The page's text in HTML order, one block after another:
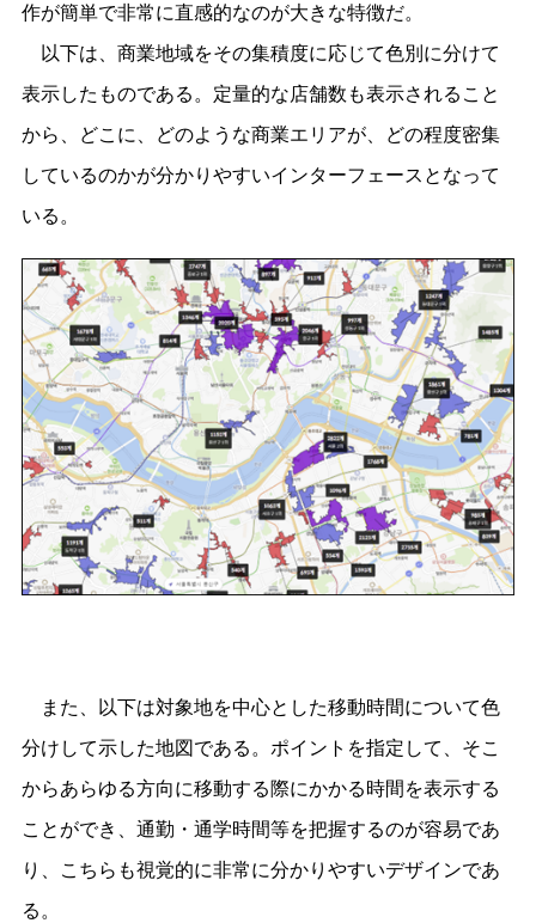
作が簡単で非常に直感的なのが大きな特徴だ。
以下は、商業地域をその集積度に応じて色別に分けて
表示したものである。定量的な店舗数も表示されること
から、どこに、どのような商業エリアが、どの程度密集
しているのかが分かりやすいインターフェースとなって
いる。
また、以下は対象地を中心とした移動時間について色
分けして示した地図である。ポイントを指定して、そこ
からあらゆる方向に移動する際にかかる時間を表示する
ことができ、通勤・通学時間等を把握するのが容易であ
り、こちらも視覚的に非常に分かりやすいデザインであ
る。